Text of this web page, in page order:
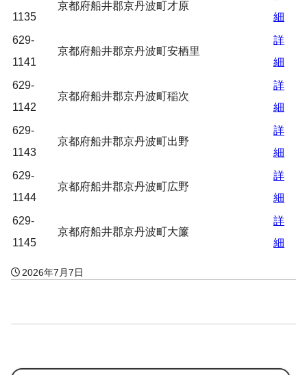
1135
京都府船井郡京丹波町才原
細
629-
1141
京都府船井郡京丹波町安栖里
詳
細
629-
1142
京都府船井郡京丹波町稲次
詳
細
629-
1143
京都府船井郡京丹波町出野
詳
細
629-
1144
京都府船井郡京丹波町広野
詳
細
629-
1145
京都府船井郡京丹波町大簾
詳
細
2026年7月7日